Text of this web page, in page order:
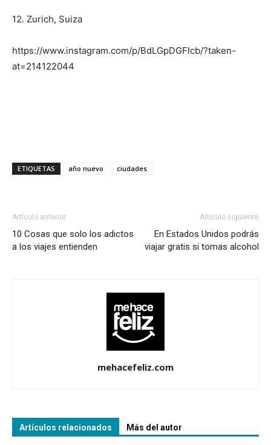
12. Zurich, Suiza
https://www.instagram.com/p/BdLGpDGFIcb/?taken-
at=214122044
ETIQUETAS año nuevo ciudades
Artículo anterior
10 Cosas que solo los adictos
a los viajes entienden
Artículo siguiente
En Estados Unidos podrás
viajar gratis si tomas alcohol
mehacefeliz.com
Artículos relacionados Más del autor